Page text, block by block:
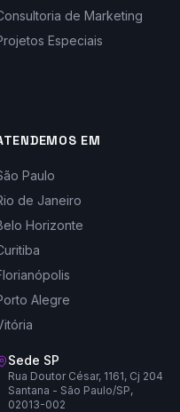
de Marketing
Especiais
EM
Paulo
de Janeiro
Horizonte
Alegre
Sede SP
Rua Doutor César, 1161, Cj 204
Santana - São Paulo/SP,
02013-002